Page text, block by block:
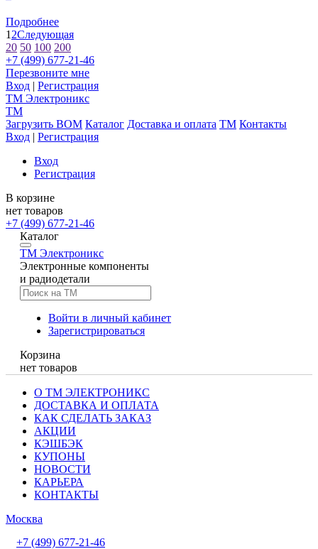
Подробнее
1 2Следующая
20 50 100 200
+7 (499) 677-21-46
Перезвоните мне
Вход | Регистрация
TM Электроникс
TM
Загрузить BOM Каталог Доставка и оплата TM Контакты
Вход | Регистрация
Вход
Регистрация
В корзине
нет товаров
+7 (499) 677-21-46
Каталог
TM Электроникс
Электронные компоненты
и радиодетали
Войти в личный кабинет
Зарегистрироваться
Корзина
нет товаров
О ТМ ЭЛЕКТРОНИКС
ДОСТАВКА И ОПЛАТА
КАК СДЕЛАТЬ ЗАКАЗ
АКЦИИ
КЭШБЭК
КУПОНЫ
НОВОСТИ
КАРЬЕРА
КОНТАКТЫ
Москва
+7 (499) 677-21-46